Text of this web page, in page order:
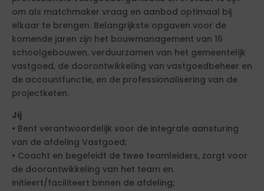
om als matchmaker vraag en aanbod optimaal bij
elkaar te brengen. Belangrijkste opgaven voor de
komende jaren zijn het bouwmanagement van 16
schoolgebouwen, verduurzamen van het gemeentelijk
vastgoed, de doorontwikkeling van vastgoedbeheer en
de accountfunctie, en de professionalisering van de
projectketen.
Jij
• Bent verantwoordelijk voor de integrale aansturing
van de afdeling Vastgoed;
• Coacht en begeleidt de twee teamleiders, zorgt voor
de doorontwikkeling van het team en
initieert/faciliteert binnen de afdeling;